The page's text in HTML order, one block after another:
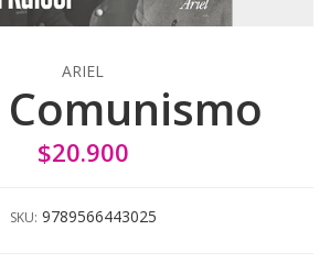
ARIEL
Comunismo
$20.900
SKU: 9789566443025